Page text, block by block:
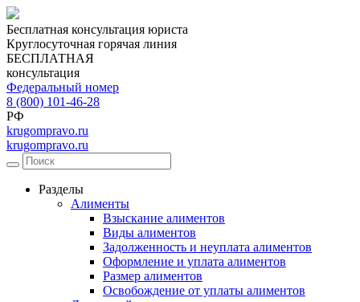
Бесплатная консультация юриста
Круглосуточная горячая линия
БЕСПЛАТНАЯ
консультация
Федеральный номер
8 (800) 101-46-28
РФ
krugompravo.ru
krugompravo.ru
Разделы
Алименты
Взыскание алиментов
Виды алиментов
Задолженность и неуплата алиментов
Оформление и уплата алиментов
Размер алиментов
Освобождение от уплаты алиментов